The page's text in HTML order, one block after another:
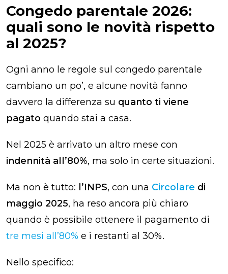
Congedo parentale 2026:
quali sono le novità rispetto
al 2025?
Ogni anno le regole sul congedo parentale
cambiano un po’, e alcune novità fanno
davvero la differenza su quanto ti viene
pagato quando stai a casa.
Nel 2025 è arrivato un altro mese con
indennità all’80%, ma solo in certe situazioni.
Ma non è tutto: l’INPS, con una Circolare di
maggio 2025, ha reso ancora più chiaro
quando è possibile ottenere il pagamento di
tre mesi all’80% e i restanti al 30%.
Nello specifico: